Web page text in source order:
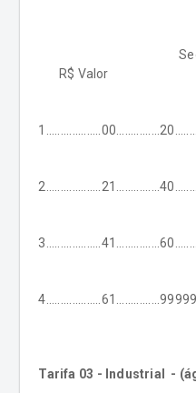
Seq.
R$ Valor
Tarifa 03 - Industrial -